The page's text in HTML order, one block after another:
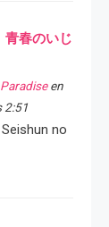
青春のいじ
en
2:51
no